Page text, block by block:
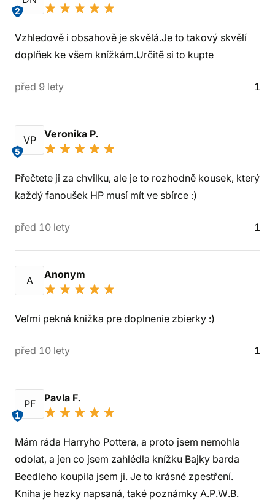
2
Vzhledově i obsahově je skvělá.Je to takový skvělí
doplňek ke všem knížkám.Určitě si to kupte
před 9 lety 1
VP
5
Veronika P.
Přečtete ji za chvilku, ale je to rozhodně kousek, který
každý fanoušek HP musí mít ve sbírce :)
před 10 lety 1
A Anonym
Veľmi pekná knižka pre doplnenie zbierky :)
před 10 lety 1
PF
1
Pavla F.
Mám ráda Harryho Pottera, a proto jsem nemohla
odolat, a jen co jsem zahlédla knížku Bajky barda
Beedleho koupila jsem ji. Je to krásné zpestření.
Kniha je hezky napsaná, také poznámky A.P.W.B.